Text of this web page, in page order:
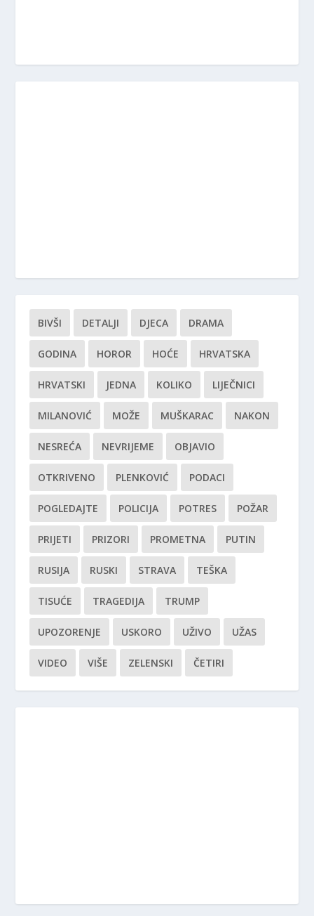
BIVŠI DETALJI DJECA DRAMA
GODINA HOROR HOĆE HRVATSKA
HRVATSKI JEDNA KOLIKO LIJEČNICI
MILANOVIĆ MOŽE MUŠKARAC NAKON
NESREĆA NEVRIJEME OBJAVIO
OTKRIVENO PLENKOVIĆ PODACI
POGLEDAJTE POLICIJA POTRES POŽAR
PRIJETI PRIZORI PROMETNA PUTIN
RUSIJA RUSKI STRAVA TEŠKA
TISUĆE TRAGEDIJA TRUMP
UPOZORENJE USKORO UŽIVO UŽAS
VIDEO VIŠE ZELENSKI ČETIRI